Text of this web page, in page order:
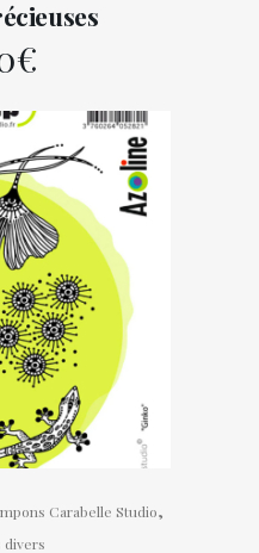
€
Carabelle Studio,
divers